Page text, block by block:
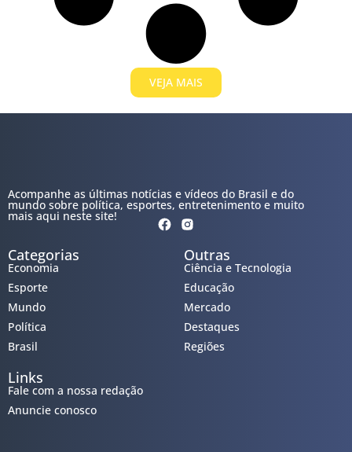
VEJA MAIS
Acompanhe as últimas notícias e vídeos do Brasil e do
mundo sobre política, esportes, entretenimento e muito
mais aqui neste site!
Categorias
Economia
Esporte
Mundo
Política
Brasil
Outras
Ciência e Tecnologia
Educação
Mercado
Destaques
Regiões
Links
Fale com a nossa redação
Anuncie conosco